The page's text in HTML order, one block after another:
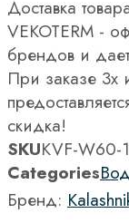
Доставка
VEKOTERM -
брендов и
При заказе 3х
скидка!
SKUKVF-W60-
Categories
Бренд: